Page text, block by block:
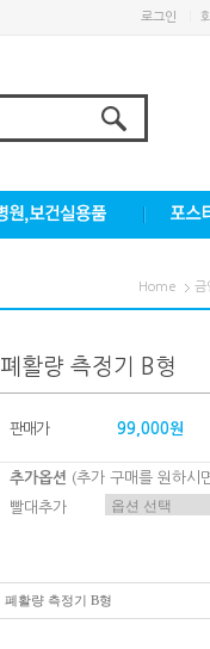
로그인
Home 금
폐활량 측정기 B형
판매가 99,000원
추가옵션 (추가 구매를 원하시
빨대추가
폐활량 측정기 B형